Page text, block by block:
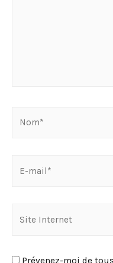
Prévenez-moi de